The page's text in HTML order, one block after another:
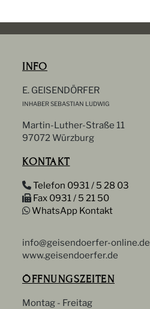
INFO
E. GEISENDÖRFER
INHABER SEBASTIAN LUDWIG
Martin-Luther-Straße 11
97072 Würzburg
KONTAKT
Telefon 0931 / 5 28 03
Fax 0931 / 5 21 50
WhatsApp Kontakt
info@geisendoerfer-online.de
www.geisendoerfer.de
ÖFFNUNGSZEITEN
Montag - Freitag